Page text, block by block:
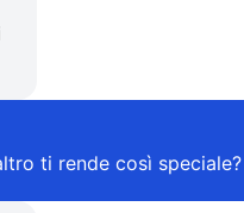
ti rende così speciale?